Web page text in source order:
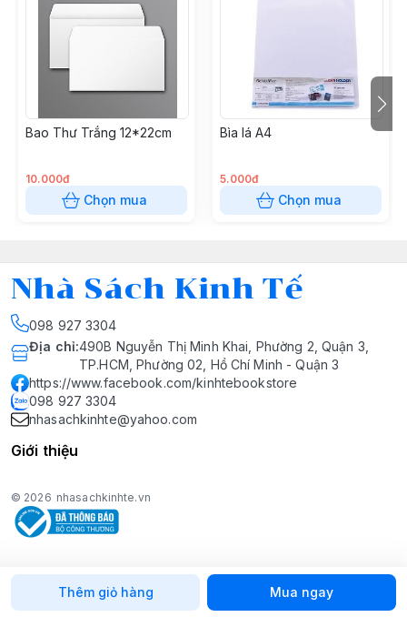
Thêm giỏ hàng Mua ngay
Bao Thư Trắng 12*22cm
10.000đ
Chọn mua
Bìa lá A4
5.000đ
Chọn mua
Nhà Sách Kinh Tế
098 927 3304
Địa chỉ:490B Nguyễn Thị Minh Khai, Phường 2, Quận 3,
TP.HCM, Phường 02, Hồ Chí Minh - Quận 3
https://www.facebook.com/kinhtebookstore
098 927 3304
nhasachkinhte@yahoo.com
Giới thiệu
© 2026 nhasachkinhte.vn